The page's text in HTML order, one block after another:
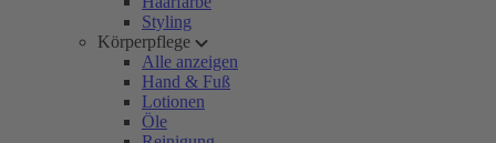
Styling
Körperpflege
Alle anzeigen
Hand & Fuß
Lotionen
Öle